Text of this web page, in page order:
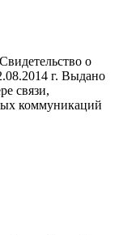
о
г. Выдано
связи,
коммуникаций